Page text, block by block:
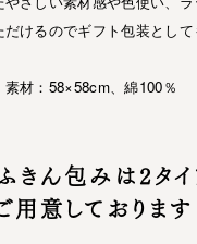
けるのでギフト包装とし
材：58×58cm、綿100％
きん包みは2タイ
用意しております